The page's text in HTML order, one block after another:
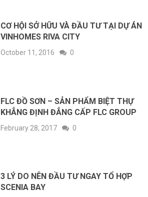
CƠ HỘI SỞ HỮU VÀ ĐẦU TƯ TẠI DỰ ÁN
VINHOMES RIVA CITY
October 11, 2016 0
FLC ĐỒ SƠN – SẢN PHẨM BIỆT THỰ
KHẲNG ĐỊNH ĐẲNG CẤP FLC GROUP
February 28, 2017 0
3 LÝ DO NÊN ĐẦU TƯ NGAY TỔ HỢP
SCENIA BAY